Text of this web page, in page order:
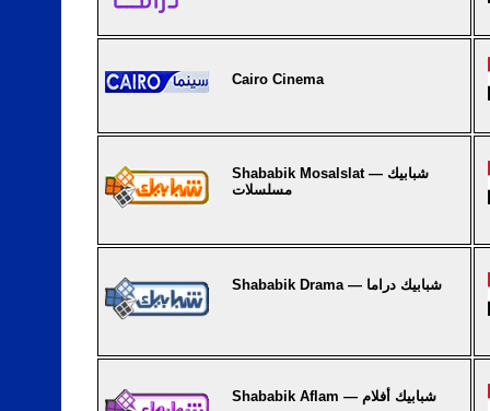
Cairo Cinema
Shababik Mosalslat — شبابيك
مسلسلات
Shababik Drama — شبابيك دراما
Shababik Aflam — شبابيك أفلام